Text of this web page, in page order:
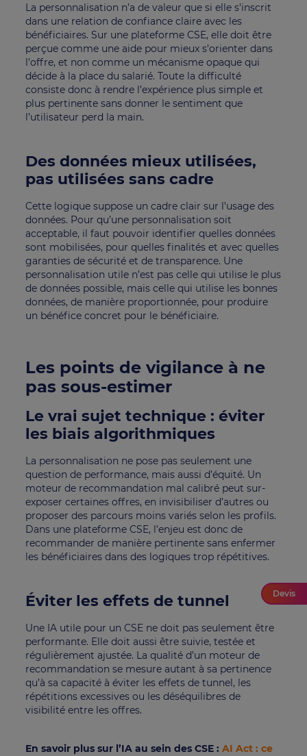
La personnalisation n’a de valeur que si elle s’inscrit
dans une relation de confiance claire avec les
bénéficiaires. Sur une plateforme CSE, elle doit être
perçue comme une aide pour mieux s’orienter dans
l’offre, et non comme un mécanisme opaque qui
décide à la place du salarié. Toute la difficulté
consiste donc à rendre l’expérience plus simple et
plus pertinente sans donner le sentiment que
l’utilisateur perd la main.
Des données mieux utilisées,
pas utilisées sans cadre
Cette logique suppose un cadre clair sur l’usage des
données. Pour qu’une personnalisation soit
acceptable, il faut pouvoir identifier quelles données
sont mobilisées, pour quelles finalités et avec quelles
garanties de sécurité et de transparence. Une
personnalisation utile n’est pas celle qui utilise le plus
de données possible, mais celle qui utilise les bonnes
données, de manière proportionnée, pour produire
un bénéfice concret pour le bénéficiaire.
Les points de vigilance à ne
pas sous-estimer
Le vrai sujet technique : éviter
les biais algorithmiques
La personnalisation ne pose pas seulement une
question de performance, mais aussi d’équité. Un
moteur de recommandation mal calibré peut sur-
exposer certaines offres, en invisibiliser d’autres ou
proposer des parcours moins variés selon les profils.
Dans une plateforme CSE, l’enjeu est donc de
recommander de manière pertinente sans enfermer
les bénéficiaires dans des logiques trop répétitives.
Éviter les effets de tunnel
Une IA utile pour un CSE ne doit pas seulement être
performante. Elle doit aussi être suivie, testée et
régulièrement ajustée. La qualité d’un moteur de
recommandation se mesure autant à sa pertinence
qu’à sa capacité à éviter les effets de tunnel, les
répétitions excessives ou les déséquilibres de
visibilité entre les offres.
En savoir plus sur l’IA au sein des CSE : AI Act : ce
Devis